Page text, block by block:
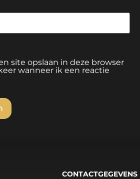
site opslaan in deze browser
wanneer ik een reactie
CONTACTGEGEVENS